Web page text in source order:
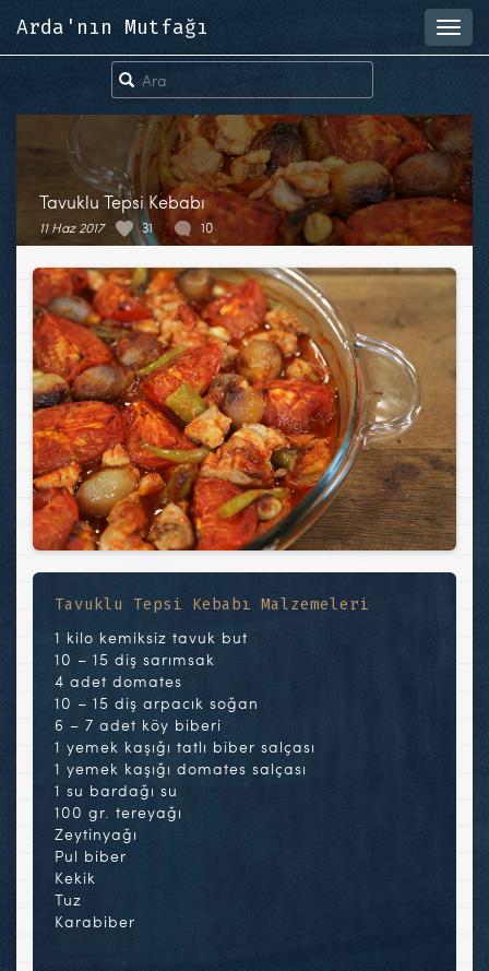
Arda'nın Mutfağı
Tavuklu Tepsi Kebabı
11 Haz 2017 31 10
Tavuklu Tepsi Kebabı Malzemeleri
1 kilo kemiksiz tavuk but
10 – 15 diş sarımsak
4 adet domates
10 – 15 diş arpacık soğan
6 – 7 adet köy biberi
1 yemek kaşığı tatlı biber salçası
1 yemek kaşığı domates salçası
1 su bardağı su
100 gr. tereyağı
Zeytinyağı
Pul biber
Kekik
Tuz
Karabiber